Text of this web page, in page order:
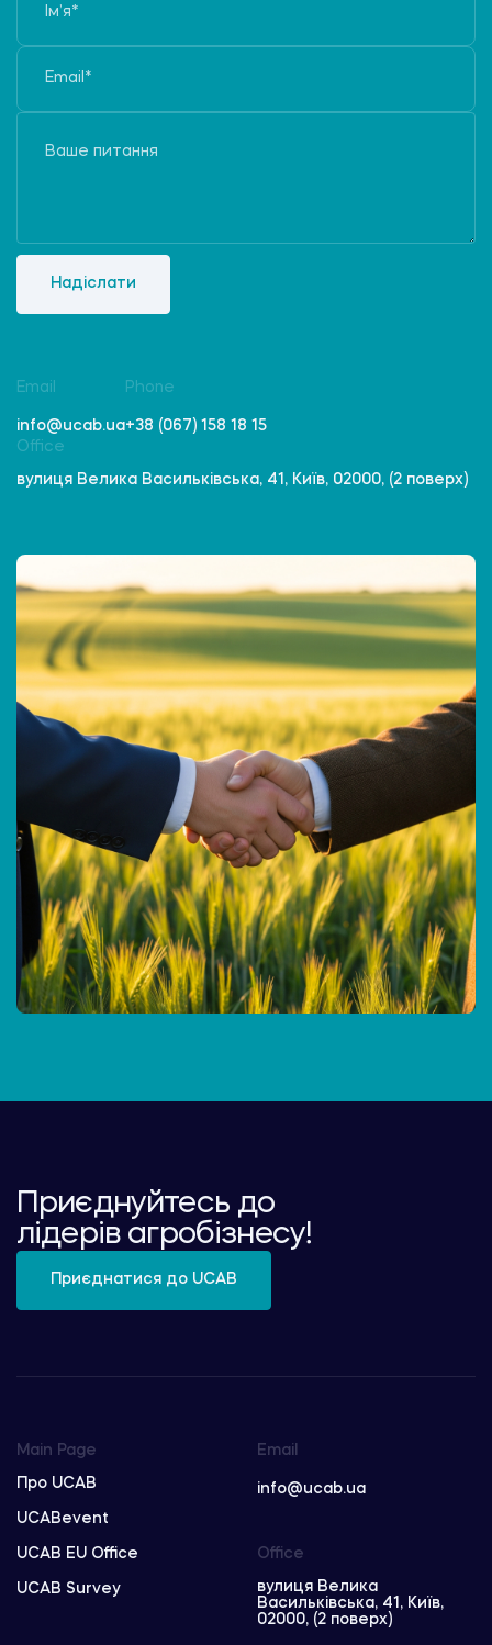
Надіслати
Email
info@ucab.ua
Phone
+38 (067) 158 18 15
Office
вулиця Велика Васильківська, 41, Київ, 02000, (2 поверх)
Приєднуйтесь до
лідерів агробізнесу!
Приєднатися до UCAB
Main Page
Про UCAB
UCABevent
UCAB EU Office
UCAB Survey
Email
info@ucab.ua
Office
вулиця Велика
Васильківська, 41, Київ,
02000, (2 поверх)